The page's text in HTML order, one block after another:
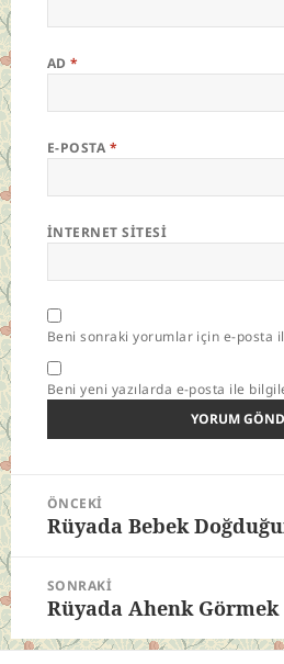
AD*
E-POSTA *
İNTERNET SITESI
Beni sonraki yorumlar için e-posta
Beni yeni yazılarda e-posta ile
Yazı
gezinmesi
ÖNCEKI
Önceki
Rüyada Bebek
SONRAKI
Sonraki
yazı:
Rüyada Ahenk Görmek